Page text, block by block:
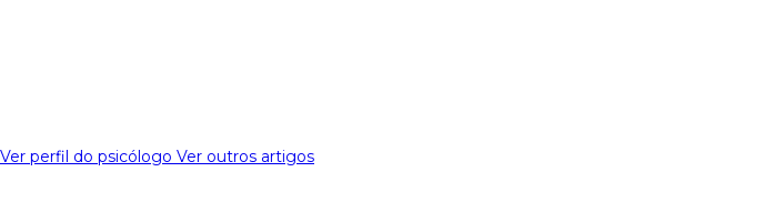
Ver perfil do psicólogo Ver outros artigos